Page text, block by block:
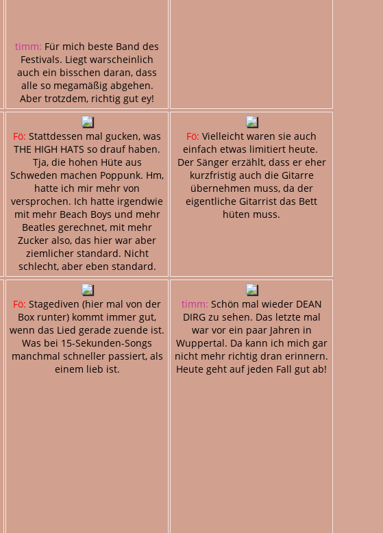
timm: Für mich beste Band des
Festivals. Liegt warscheinlich
auch ein bisschen daran, dass
alle so megamäßig abgehen.
Aber trotzdem, richtig gut ey!
Fö: Stattdessen mal gucken, was
THE HIGH HATS so drauf haben.
Tja, die hohen Hüte aus
Schweden machen Poppunk. Hm,
hatte ich mir mehr von
versprochen. Ich hatte irgendwie
mit mehr Beach Boys und mehr
Beatles gerechnet, mit mehr
Zucker also, das hier war aber
ziemlicher standard. Nicht
schlecht, aber eben standard.
Fö: Vielleicht waren sie auch
einfach etwas limitiert heute.
Der Sänger erzählt, dass er eher
kurzfristig auch die Gitarre
übernehmen muss, da der
eigentliche Gitarrist das Bett
hüten muss.
Fö: Stagediven (hier mal von der
Box runter) kommt immer gut,
wenn das Lied gerade zuende ist.
Was bei 15-Sekunden-Songs
manchmal schneller passiert, als
einem lieb ist.
timm: Schön mal wieder DEAN
DIRG zu sehen. Das letzte mal
war vor ein paar Jahren in
Wuppertal. Da kann ich mich gar
nicht mehr richtig dran erinnern.
Heute geht auf jeden Fall gut ab!